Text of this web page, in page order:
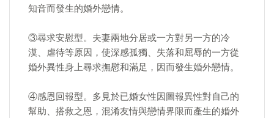
知音而發生的婚外戀情。
③尋求安慰型。夫妻兩地分居或一方對另一方的冷
漠、虐待等原因，使深感孤獨、失落和屈辱的一方從
婚外異性身上尋求撫慰和滿足，因而發生婚外戀情。
④感恩回報型。多見於已婚女性因圖報異性對自己的
幫助、搭救之恩，混淆友情與戀情界限而產生的婚外